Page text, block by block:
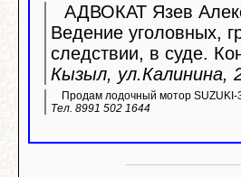
АДВОКАТ Язев
Ведение уголовных,
следствии, в суде.
Кызыл, ул.Калинина,
Продам лодочный мотор SUZUKI-
Тел. 8991 502 1644